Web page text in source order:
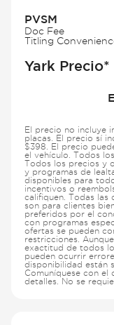
PVSM
Doc Fee
Titling
Yark Precio*
El precio no incluye
placas. El precio sí
$398. El precio
el vehículo. Todos
Todos los precios y
y programas de
disponibles para
incentivos o
califiquen. Todas las
son para clientes
preferidos por el
con programas
ofertas se pueden
restricciones.
exactitud de todos
pueden ocurrir
disponibilidad están
Comuníquese con
detalles. No se